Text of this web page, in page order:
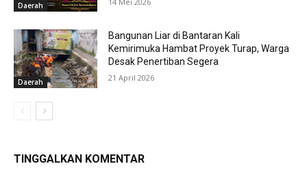
Daerah
Daerah
Bangunan Liar di Bantaran Kali
Kemirimuka Hambat Proyek Turap, Warga
Desak Penertiban Segera
21 April 2026
TINGGALKAN KOMENTAR